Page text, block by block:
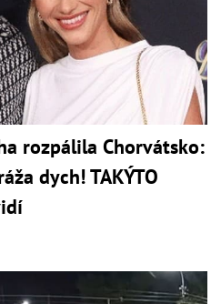
rozpálila Chorvátsko:
dych! TAKÝTO